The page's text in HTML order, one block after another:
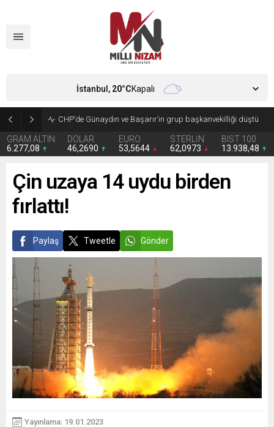
CHP’de Günaydın ve Başarır’ın grup başkanvekilliği düştü
GRAM ALTIN
6.277,08
DOLAR
46,2690
EURO
53,5644
STERLİN
62,0973
BIST 100
13.938,48
İstanbul, 20°CKapalı
Çin uzaya 14 uydu birden
fırlattı!
Paylaş Tweetle Gönder
Yayınlama: 19.01.2023